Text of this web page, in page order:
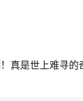
真是世上难寻的